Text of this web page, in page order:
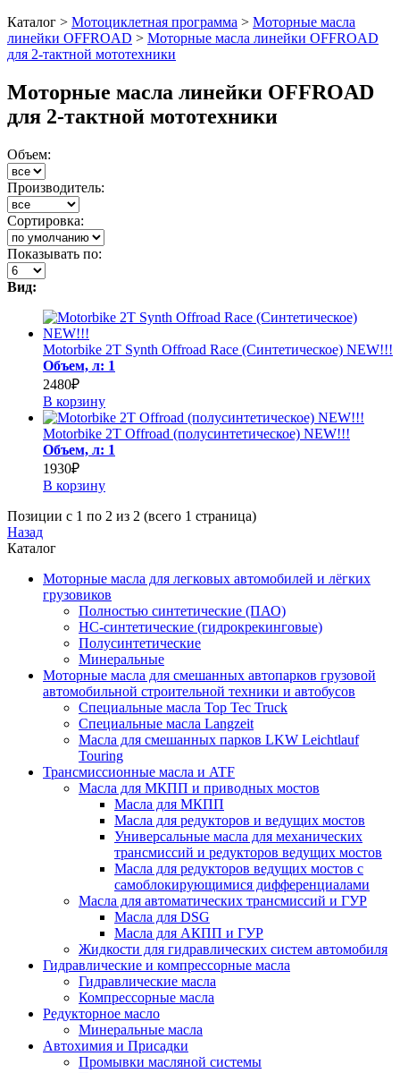
Каталог > Мотоциклетная программа > Моторные масла
линейки OFFROAD > Моторные масла линейки OFFROAD
для 2-тактной мототехники
Моторные масла линейки OFFROAD
для 2-тактной мототехники
Объем:
Производитель:
Сортировка:
Показывать по:
Вид:
Motorbike 2T Synth Offroad Race (Cинтетическое) NEW!!!
Объем, л: 1
2480₽
В корзину
Motorbike 2T Offroad (полусинтетическое) NEW!!!
Объем, л: 1
1930₽
В корзину
Позиции с 1 по 2 из 2 (всего 1 страница)
Назад
Каталог
Моторные масла для легковых автомобилей и лёгких
грузовиков
Полностью синтетические (ПАО)
НС-синтетические (гидрокрекинговые)
Полусинтетические
Минеральные
Моторные масла для смешанных автопарков грузовой
автомобильной строительной техники и автобусов
Специальные масла Top Tec Truck
Специальные масла Langzeit
Масла для смешанных парков LKW Leichtlauf
Touring
Трансмиссионные масла и ATF
Масла для МКПП и приводных мостов
Масла для МКПП
Масла для редукторов и ведущих мостов
Универсальные масла для механических
трансмиссий и редукторов ведущих мостов
Масла для редукторов ведущих мостов с
самоблокирующимися дифференциалами
Масла для автоматических трансмиссий и ГУР
Масла для DSG
Масла для АКПП и ГУР
Жидкости для гидравлических систем автомобиля
Гидравлические и компрессорные масла
Гидравлические масла
Компрессорные масла
Редукторное масло
Минеральные масла
Автохимия и Присадки
Промывки масляной системы